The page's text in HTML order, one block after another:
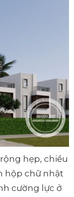
hẹp, chiều
hộp chữ nhật
cường lực ở